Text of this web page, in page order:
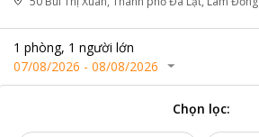
1 phòng, 1 người lớn
07/08/2026 - 08/08/2026
Chọn lọc: